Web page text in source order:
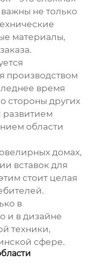
не только
материалы,
производством
время
стороны других
развитием
области
домах,
вставок для
стоит целая
в
и в дизайне
техники,
сфере.